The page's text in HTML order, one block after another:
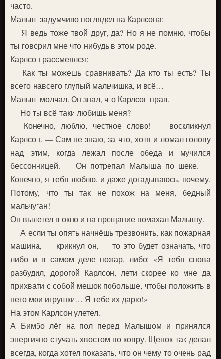
часто.
Малыш задумчиво поглядел на Карлсона:
— Я ведь тоже твой друг, да? Но я не помню, чтобы
ты говорил мне что-нибудь в этом роде.
Карлсон рассмеялся:
— Как ты можешь сравнивать? Да кто ты есть? Ты
всего-навсего глупый мальчишка, и всё…
Малыш молчал. Он знал, что Карлсон прав.
— Но ты всё-таки любишь меня?
— Конечно, люблю, честное слово! — воскликнул
Карлсон. — Сам не знаю, за что, хотя и ломал голову
над этим, когда лежал после обеда и мучился
бессонницей. — Он потрепал Малыша по щеке. —
Конечно, я тебя люблю, и даже догадываюсь, почему.
Потому, что ты так не похож на меня, бедный
мальчуган!
Он вылетел в окно и на прощание помахал Малышу.
— А если ты опять начнёшь трезвонить, как пожарная
машина, — крикнул он, — то это будет означать, что
либо и в самом деле пожар, либо: «Я тебя снова
разбудил, дорогой Карлсон, лети скорее ко мне да
прихвати с собой мешок побольше, чтобы положить в
него мои игрушки… Я тебе их дарю!»
На этом Карлсон улетел.
А Бимбо лёг на пол перед Малышом и принялся
энергично стучать хвостом по ковру. Щенок так делал
всегда, когда хотел показать, что он чему-то очень рад